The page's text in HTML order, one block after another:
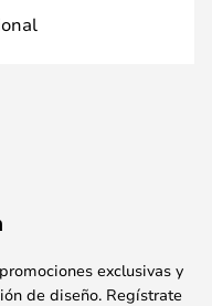
exclusivas y
de diseño. Regístrate